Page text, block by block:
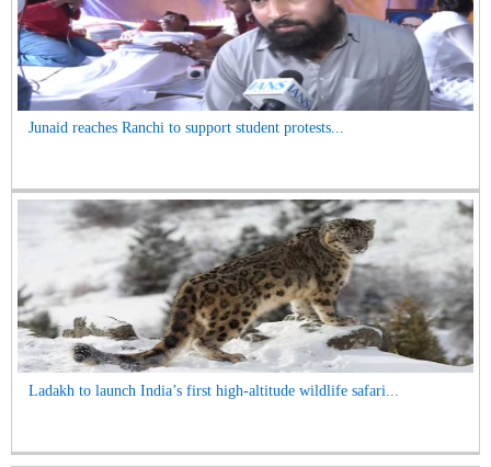
Junaid reaches Ranchi to support student protests...
Ladakh to launch India’s first high-altitude wildlife safari...